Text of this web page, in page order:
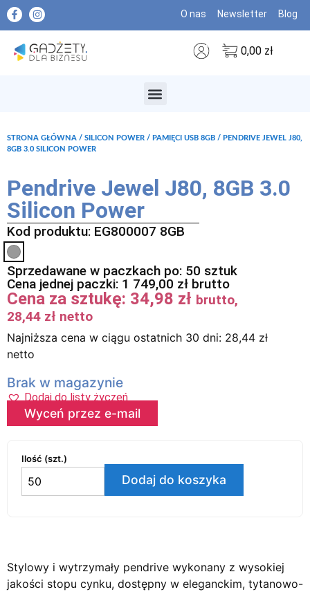
O nas Newsletter Blog
0,00 zł
STRONA GŁÓWNA / SILICON POWER / PAMIĘCI USB 8GB / PENDRIVE JEWEL J80,
8GB 3.0 SILICON POWER
Pendrive Jewel J80, 8GB 3.0
Silicon Power
Kod produktu: EG800007 8GB
Sprzedawane w paczkach po: 50 sztuk
Cena jednej paczki: 1 749,00 zł brutto
Cena za sztukę: 34,98 zł brutto,
28,44 zł netto
Najniższa cena w ciągu ostatnich 30 dni: 28,44 zł
netto
Brak w magazynie
Dodaj do listy życzeń
Wyceń przez e-mail
Ilość (szt.)
Dodaj do koszyka
Stylowy i wytrzymały pendrive wykonany z wysokiej
jakości stopu cynku, dostępny w eleganckim, tytanowo-